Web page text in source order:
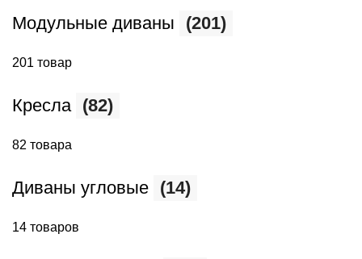
Модульные диваны (201)
201 товар
Кресла (82)
82 товара
Диваны угловые (14)
14 товаров